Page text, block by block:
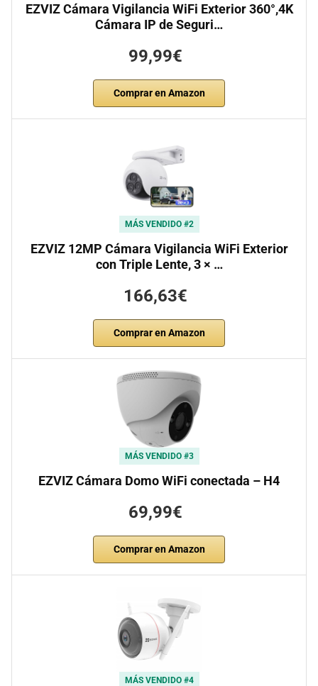
EZVIZ Cámara Vigilancia WiFi Exterior 360°,4K
Cámara IP de Seguri…
99,99€
Comprar en Amazon
MÁS VENDIDO #2
EZVIZ 12MP Cámara Vigilancia WiFi Exterior
con Triple Lente, 3 × …
166,63€
Comprar en Amazon
MÁS VENDIDO #3
EZVIZ Cámara Domo WiFi conectada – H4
69,99€
Comprar en Amazon
MÁS VENDIDO #4